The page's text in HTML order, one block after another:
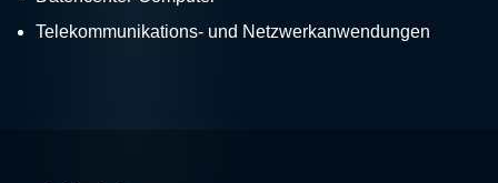
Telekommunikations- und Netzwerkanwendungen